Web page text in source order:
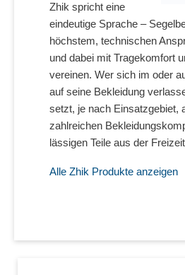
Zhik spricht eine
eindeutige Sprache –
höchstem, technischen
und dabei mit Tragekomfort
vereinen. Wer sich im oder
auf seine Bekleidung
setzt, je nach Einsatzgebiet,
zahlreichen
lässigen Teile aus der
Alle Zhik Produkte anzeigen